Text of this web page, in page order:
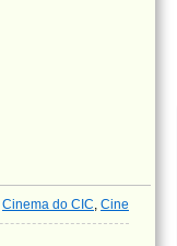
Cinema do CIC, Cine